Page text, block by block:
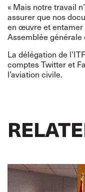
« Mais notre travail
assurer que nos
en œuvre et entamer
Assemblée
La délégation de
comptesTwitteret
l’aviation civile.